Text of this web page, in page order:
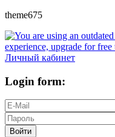
theme675
Личный кабинет
Login form:
Войти